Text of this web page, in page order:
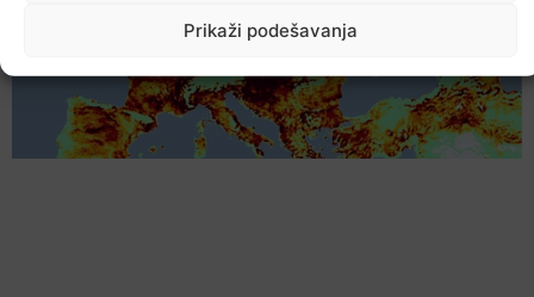
Prikaži podešavanja